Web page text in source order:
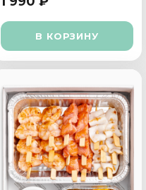
В КОРЗИНУ